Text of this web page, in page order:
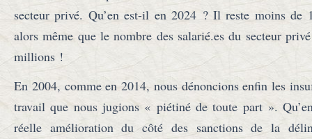
secteur privé. Qu’en est-il en 2024 ? Il reste moins de
alors même que le nombre des salarié.es du secteur
millions !
En 2004, comme en 2014, nous dénoncions enfin les
travail que nous jugions « piétiné de toute part ».
réelle amélioration du côté des sanctions de la